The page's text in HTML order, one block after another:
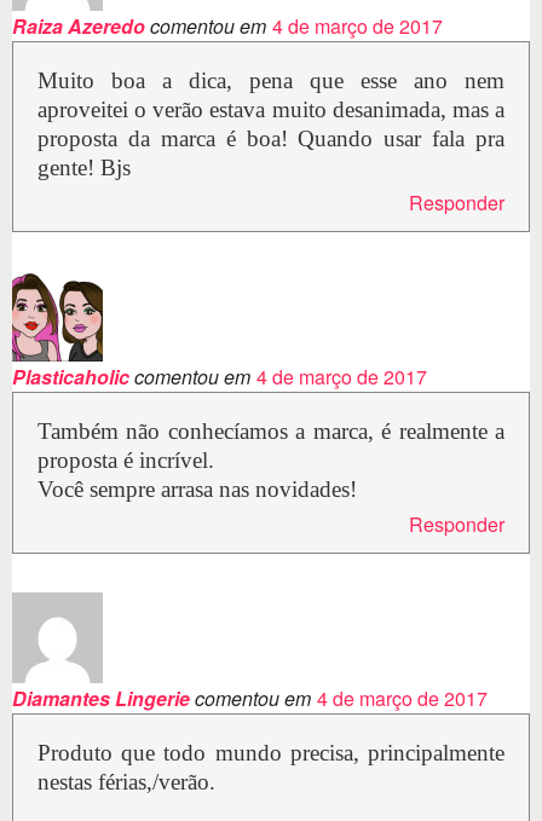
Raiza Azeredocomentou em 4 de março de 2017
Muito boa a dica, pena que esse ano nem
aproveitei o verão estava muito desanimada, mas a
proposta da marca é boa! Quando usar fala pra
gente! Bjs
Responder
Plasticaholiccomentou em 4 de março de 2017
Também não conhecíamos a marca, é realmente a
proposta é incrível.
Você sempre arrasa nas novidades!
Responder
Diamantes Lingeriecomentou em 4 de março de 2017
Produto que todo mundo precisa, principalmente
nestas férias,/verão.